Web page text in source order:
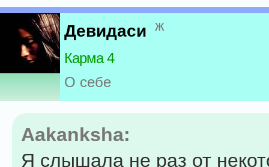
Девидаси ж
Карма 4
О себе
Aakanksha:
Я слышала не раз от